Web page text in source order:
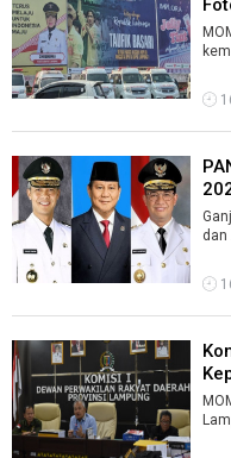
citr ...
dan
...